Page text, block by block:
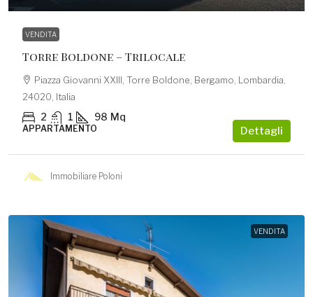
VENDITA
Torre Boldone – Trilocale
Piazza Giovanni XXIII, Torre Boldone, Bergamo, Lombardia,
24020, Italia
2 1 98 Mq
APPARTAMENTO Dettagli
Immobiliare Poloni
VENDITA